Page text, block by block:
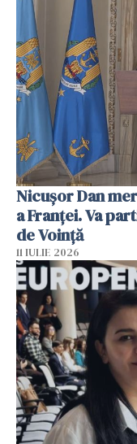
Nicuşor Dan
a Franţei. Va
de Voinţă
11 IULIE 2026